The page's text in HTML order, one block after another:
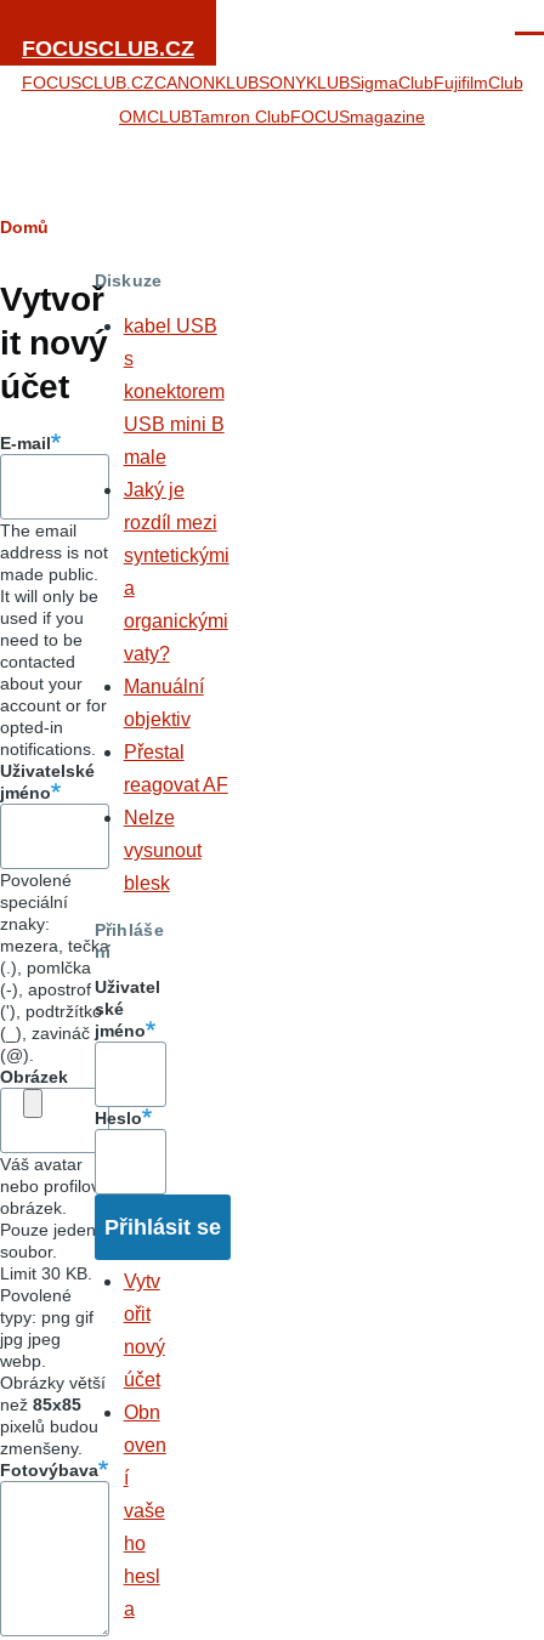
FOCUSCLUB.CZ
FOCUSCLUB.CZCANONKLUBSONYKLUBSigmaClubFujifilmClub
OMCLUBTamron ClubFOCUSmagazine
Hlavní
záložky
Drobečková
navigace
Domů
Vytvoř
it nový
účet
E-mail
The email
address is not
made public.
It will only be
used if you
need to be
contacted
about your
account or for
opted-in
notifications.
Uživatelské
jméno
Povolené
speciální
znaky:
mezera, tečka
(.), pomlčka
(-), apostrof
('), podtržítko
(_), zavináč
(@).
Obrázek
Váš avatar
nebo profilový
obrázek.
Pouze jeden
soubor.
Limit 30 KB.
Povolené
typy: png gif
jpg jpeg
webp.
Obrázky větší
než 85x85
pixelů budou
zmenšeny.
Fotovýbava
Diskuze
kabel USB
s
konektorem
USB mini B
male
Jaký je
rozdíl mezi
syntetickými
a
organickými
vaty?
Manuální
objektiv
Přestal
reagovat AF
Nelze
vysunout
blesk
Přihláše
ní
Uživatel
ské
jméno
Heslo
Vytv
ořit
nový
účet
Obn
oven
í
vaše
ho
hesl
a